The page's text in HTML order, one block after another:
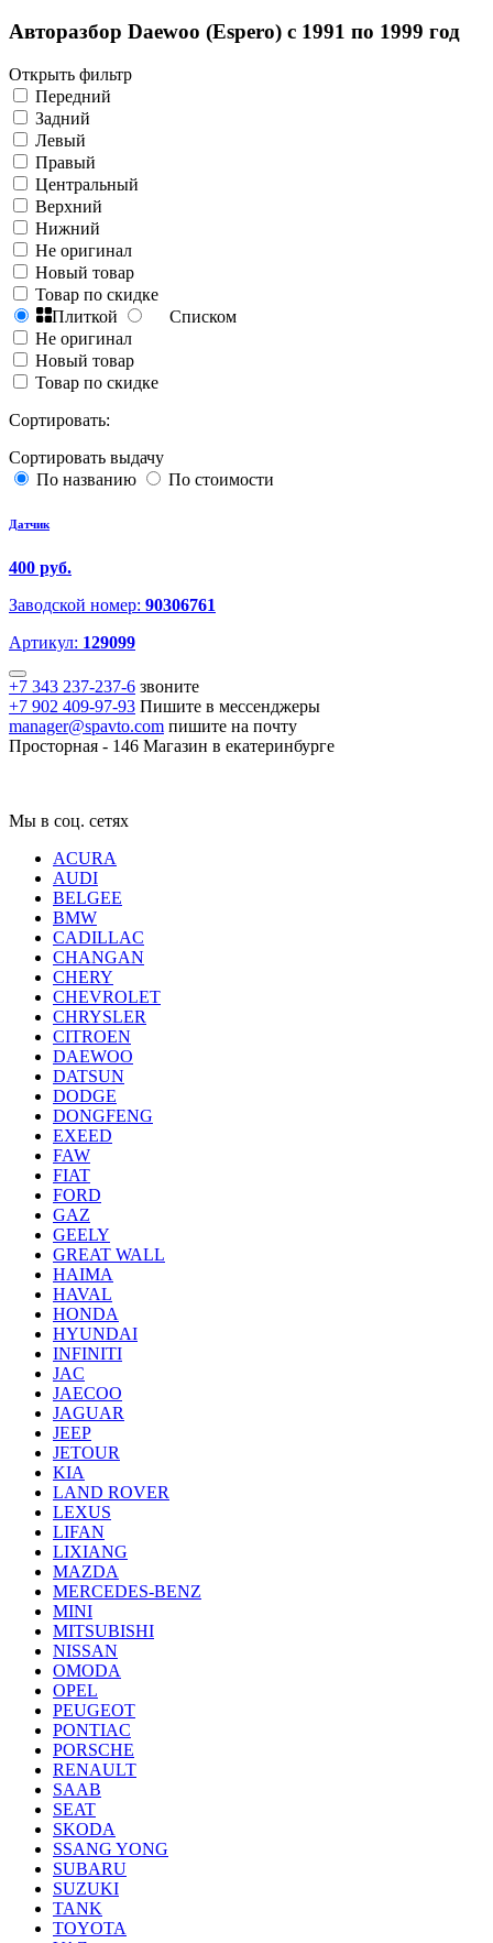
Авторазбор Daewoo (Espero) с 1991 по 1999 год
Открыть фильтр
Передний
Задний
Левый
Правый
Центральный
Верхний
Нижний
Не оригинал
Новый товар
Товар по скидке
Плиткой
Списком
Не оригинал
Новый товар
Товар по скидке
Сортировать:
Сортировать выдачу
По названию
По стоимости
Датчик
400 руб.
Заводской номер: 90306761
Артикул: 129099
+7 343 237-237-6 звоните
+7 902 409-97-93 Пишите в мессенджеры
manager@spavto.com пишите на почту
Просторная - 146 Магазин в екатеринбурге
Мы в соц. сетях
ACURA
AUDI
BELGEE
BMW
CADILLAC
CHANGAN
CHERY
CHEVROLET
CHRYSLER
CITROEN
DAEWOO
DATSUN
DODGE
DONGFENG
EXEED
FAW
FIAT
FORD
GAZ
GEELY
GREAT WALL
HAIMA
HAVAL
HONDA
HYUNDAI
INFINITI
JAC
JAECOO
JAGUAR
JEEP
JETOUR
KIA
LAND ROVER
LEXUS
LIFAN
LIXIANG
MAZDA
MERCEDES-BENZ
MINI
MITSUBISHI
NISSAN
OMODA
OPEL
PEUGEOT
PONTIAC
PORSCHE
RENAULT
SAAB
SEAT
SKODA
SSANG YONG
SUBARU
SUZUKI
TANK
TOYOTA